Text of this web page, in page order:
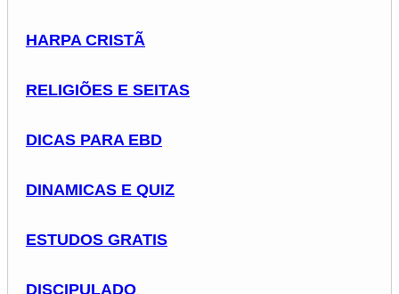
HARPA CRISTÃ
RELIGIÕES E SEITAS
DICAS PARA EBD
DINAMICAS E QUIZ
ESTUDOS GRATIS
DISCIPULADO